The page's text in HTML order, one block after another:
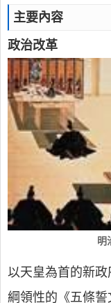
主要內容
政治改革
明
以天皇為首的新
綱領性的《五條